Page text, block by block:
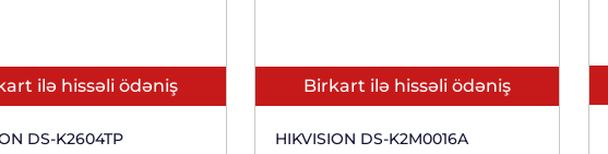
ilə hissəli ödəniş
DS-K2604TP
Birkart ilə hissəli ödəniş
HIKVISION DS-K2M0016A